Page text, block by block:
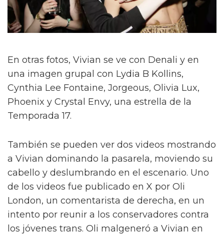
En otras fotos, Vivian se ve con Denali y en
una imagen grupal con Lydia B Kollins,
Cynthia Lee Fontaine, Jorgeous, Olivia Lux,
Phoenix y Crystal Envy, una estrella de la
Temporada 17.
También se pueden ver dos videos mostrando
a Vivian dominando la pasarela, moviendo su
cabello y deslumbrando en el escenario. Uno
de los videos fue publicado en X por Oli
London, un comentarista de derecha, en un
intento por reunir a los conservadores contra
los jóvenes trans. Oli malgeneró a Vivian en